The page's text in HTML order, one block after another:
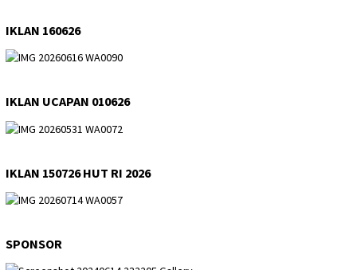
IKLAN 160626
IKLAN UCAPAN 010626
IKLAN 150726 HUT RI 2026
SPONSOR